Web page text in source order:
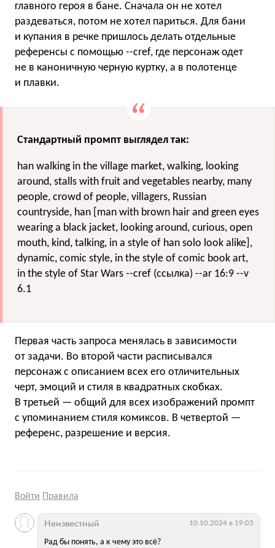
главного героя в бане. Сначала он не хотел
раздеваться, потом не хотел париться. Для бани
и купания в речке пришлось делать отдельные
референсы с помощью --cref, где персонаж одет
не в каноничную черную куртку, а в полотенце
и плавки.
Стандартный промпт выглядел так:
han walking in the village market, walking, looking
around, stalls with fruit and vegetables nearby, many
people, crowd of people, villagers, Russian
countryside, han [man with brown hair and green eyes
wearing a black jacket, looking around, curious, open
mouth, kind, talking, in a style of han solo look alike],
dynamic, comic style, in the style of comic book art,
in the style of Star Wars --cref (ссылка) --ar 16:9 --v
6.1
Первая часть запроса менялась в зависимости
от задачи. Во второй части расписывался
персонаж с описанием всех его отличительных
черт, эмоций и стиля в квадратных скобках.
В третьей — общий для всех изображений промпт
с упоминанием стиля комиксов. В четвертой —
референс, разрешение и версия.
Войти Правила
Рад бы понять, а к чему это всё?
Неизвестный 10.10.2024 в 19:03